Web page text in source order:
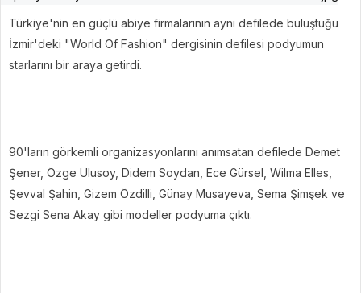
Türkiye'nin en güçlü abiye firmalarının aynı defilede buluştuğu
İzmir'deki "World Of Fashion" dergisinin defilesi podyumun
starlarını bir araya getirdi.
90'ların görkemli organizasyonlarını anımsatan defilede Demet
Şener, Özge Ulusoy, Didem Soydan, Ece Gürsel, Wilma Elles,
Şevval Şahin, Gizem Özdilli, Günay Musayeva, Sema Şimşek ve
Sezgi Sena Akay gibi modeller podyuma çıktı.